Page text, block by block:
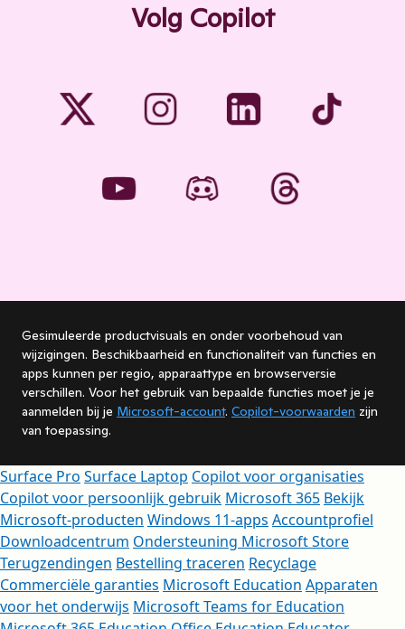
Volg Copilot
Gesimuleerde productvisuals en onder voorbehoud van
wijzigingen. Beschikbaarheid en functionaliteit van functies en
apps kunnen per regio, apparaattype en browserversie
verschillen. Voor het gebruik van bepaalde functies moet je je
aanmelden bij je Microsoft-account. Copilot-voorwaarden zijn
van toepassing.
Surface Pro Surface Laptop Copilot voor organisaties
Copilot voor persoonlijk gebruik Microsoft 365 Bekijk
Microsoft-producten Windows 11-apps Accountprofiel
Downloadcentrum Ondersteuning Microsoft Store
Terugzendingen Bestelling traceren Recyclage
Commerciële garanties Microsoft Education Apparaten
voor het onderwijs Microsoft Teams for Education